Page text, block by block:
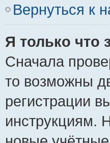
Вернуться к
Я только что
Сначала
то возможны
регистрации
инструкциям.